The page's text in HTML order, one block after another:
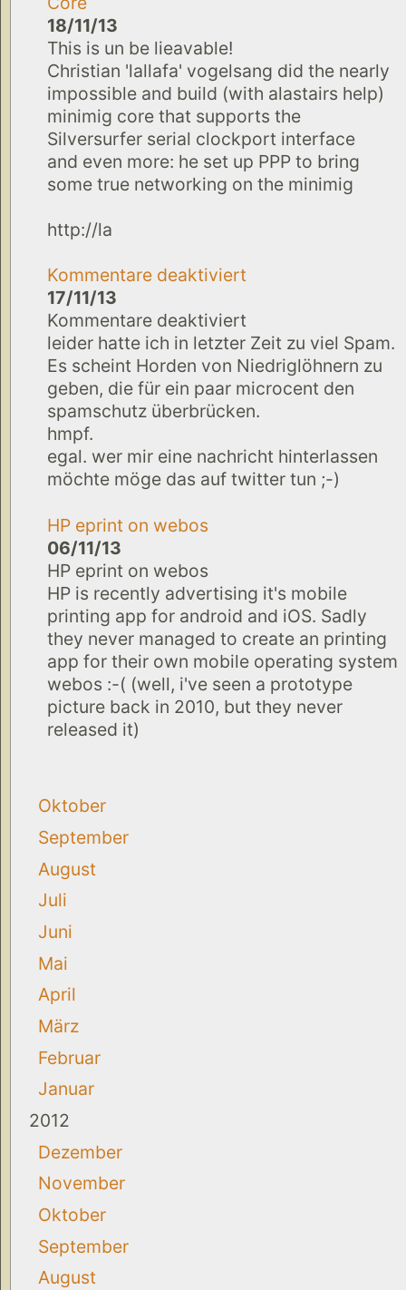
18/11/13
This is un be lieavable!
Christian 'lallafa' vogelsang did the nearly
impossible and build (with alastairs help)
minimig core that supports the
Silversurfer serial clockport interface
and even more: he set up PPP to bring
some true networking on the minimig
http://la
Kommentare deaktiviert
17/11/13
Kommentare deaktiviert
leider hatte ich in letzter Zeit zu viel Spam.
Es scheint Horden von Niedriglöhnern zu
geben, die für ein paar microcent den
spamschutz überbrücken.
hmpf.
egal. wer mir eine nachricht hinterlassen
möchte möge das auf twitter tun ;-)
HP eprint on webos
06/11/13
HP eprint on webos
HP is recently advertising it's mobile
printing app for android and iOS. Sadly
they never managed to create an printing
app for their own mobile operating system
webos :-( (well, i've seen a prototype
picture back in 2010, but they never
released it)
Oktober
September
August
Juli
Juni
Mai
April
März
Februar
Januar
2012
Dezember
November
Oktober
September
August